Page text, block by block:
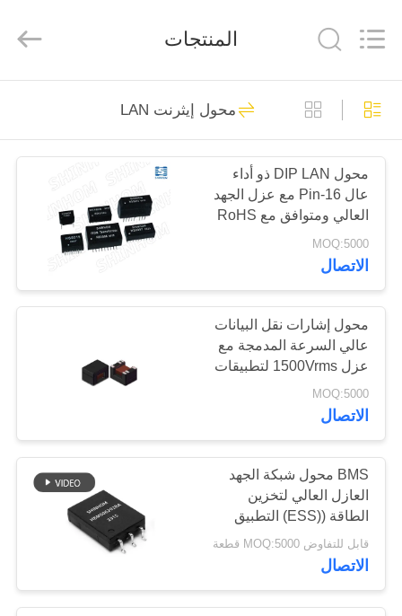
بيت
منتجات
فيديوهات
معلومات
عنا
جولة
في
المصنع
مراقبة
الجودة
اتصل
بنا
Enterprise
Co.,Ltd.
Reserved.
سبليت كور محول
الحالي
المعنى الحالي
المحولات
62
محول تردد عالي
58
المنتجات
محول إيثرنت LAN
محول DIP LAN ذو أداء
عال 16-Pin مع عزل الجهد
العالي ومتوافق مع RoHS
لتطبيقات خطوط الاتصالات
MOQ:5000
الاتصال
محول إشارات نقل البيانات
عالي السرعة المدمجة مع
عزل 1500Vrms لتطبيقات
LAN و PoE
MOQ:5000
الاتصال
BMS محول شبكة الجهد
العازل العالي لتخزين
الطاقة ((ESS) التطبيق
قابل للتفاوض MOQ:5000 قطعة
الاتصال